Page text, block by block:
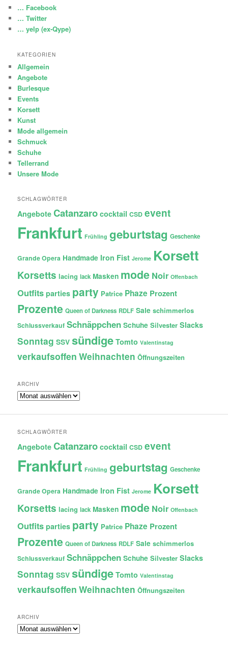
… Facebook
… Twitter
… yelp (ex-Qype)
KATEGORIEN
Allgemein
Angebote
Burlesque
Events
Korsett
Kunst
Mode allgemein
Schmuck
Schuhe
Tellerrand
Unsere Mode
SCHLAGWÖRTER
Angebote Catanzaro cocktail CSD event
Frankfurt Frühling geburtstag Geschenke
Grande Opera Handmade Iron Fist Jerome Korsett
Korsetts lacing lack Masken mode Noir Offenbach
Outfits parties party Patrice Phaze Prozent
Prozente Queen of Darkness RDLF Sale schimmerlos
Schlussverkauf Schnäppchen Schuhe Silvester Slacks
Sonntag SSV sündige Tomto Valentinstag
verkaufsoffen Weihnachten Öffnungszeiten
ARCHIV
Archiv
SCHLAGWÖRTER
Angebote Catanzaro cocktail CSD event
Frankfurt Frühling geburtstag Geschenke
Grande Opera Handmade Iron Fist Jerome Korsett
Korsetts lacing lack Masken mode Noir Offenbach
Outfits parties party Patrice Phaze Prozent
Prozente Queen of Darkness RDLF Sale schimmerlos
Schlussverkauf Schnäppchen Schuhe Silvester Slacks
Sonntag SSV sündige Tomto Valentinstag
verkaufsoffen Weihnachten Öffnungszeiten
ARCHIV
Archiv